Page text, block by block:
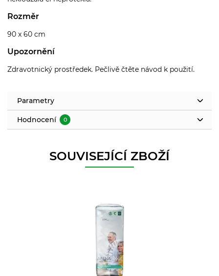
Rozměr
90 x 60 cm
Upozornění
Zdravotnický prostředek. Pečlivě čtěte návod k použití.
Parametry
Hodnocení 0
SOUVISEJÍCÍ ZBOŽÍ